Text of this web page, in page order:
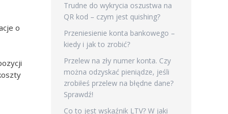
o
Trudne do wykrycia oszustwa na
QR kod – czym jest quishing?
Przeniesienie konta bankowego –
kiedy i jak to zrobić?
Przelew na zły numer konta. Czy
można odzyskać pieniądze, jeśli
zrobiłeś przelew na błędne dane?
Sprawdź!
Co to jest wskaźnik LTV? W jaki